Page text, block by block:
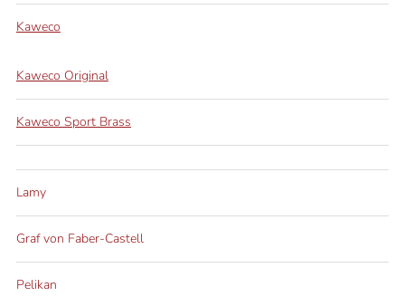
Kaweco
Kaweco Original
Kaweco Sport Brass
Lamy
Graf von Faber-Castell
Pelikan